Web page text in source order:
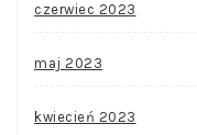
czerwiec 2023
maj 2023
kwiecień 2023